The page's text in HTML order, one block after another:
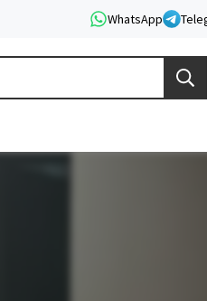
WhatsApp